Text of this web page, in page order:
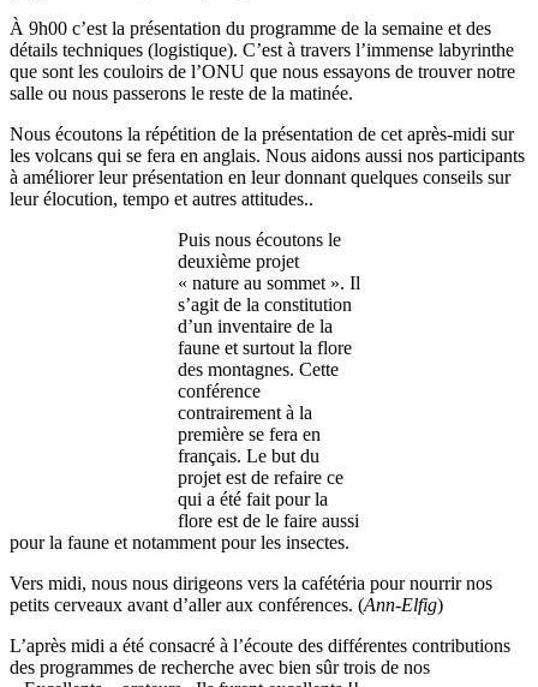
À 9h00 c’est la présentation du programme de la semaine et des
détails techniques (logistique). C’est à travers l’immense labyrinthe
que sont les couloirs de l’ONU que nous essayons de trouver notre
salle ou nous passerons le reste de la matinée.
Nous écoutons la répétition de la présentation de cet après-midi sur
les volcans qui se fera en anglais. Nous aidons aussi nos participants
à améliorer leur présentation en leur donnant quelques conseils sur
leur élocution, tempo et autres attitudes..
Puis nous écoutons le
deuxième projet
« nature au sommet ». Il
s’agit de la constitution
d’un inventaire de la
faune et surtout la flore
des montagnes. Cette
conférence
contrairement à la
première se fera en
français. Le but du
projet est de refaire ce
qui a été fait pour la
flore est de le faire aussi
pour la faune et notamment pour les insectes.
Vers midi, nous nous dirigeons vers la cafétéria pour nourrir nos
petits cerveaux avant d’aller aux conférences. (Ann-Elfig)
L’après midi a été consacré à l’écoute des différentes contributions
des programmes de recherche avec bien sûr trois de nos